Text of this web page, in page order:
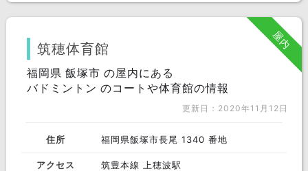
屋内
筑穂体育館
福岡県 飯塚市 の屋内にある
バドミントン のコートや体育館の情報
更新日：2020年11月12日
住所 福岡県飯塚市長尾 1340 番地
アクセス 筑豊本線 上穂波駅